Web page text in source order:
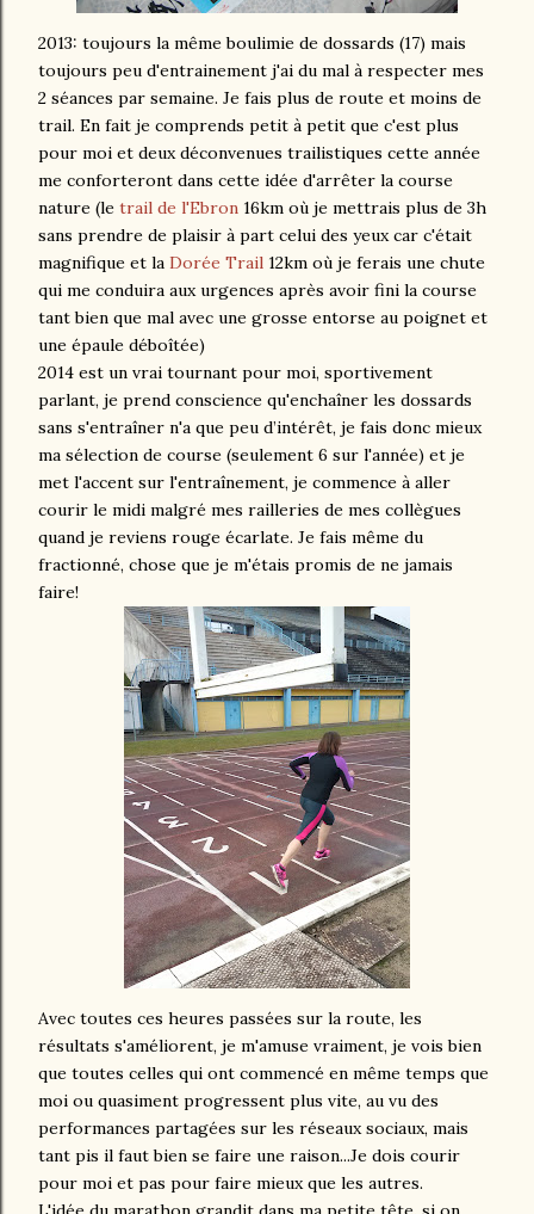
2013: toujours la même boulimie de dossards (17) mais
toujours peu d'entrainement j'ai du mal à respecter mes
2 séances par semaine. Je fais plus de route et moins de
trail. En fait je comprends petit à petit que c'est plus
pour moi et deux déconvenues trailistiques cette année
me conforteront dans cette idée d'arrêter la course
nature (le trail de l'Ebron 16km où je mettrais plus de 3h
sans prendre de plaisir à part celui des yeux car c'était
magnifique et la Dorée Trail 12km où je ferais une chute
qui me conduira aux urgences après avoir fini la course
tant bien que mal avec une grosse entorse au poignet et
une épaule déboîtée)
2014 est un vrai tournant pour moi, sportivement
parlant, je prend conscience qu'enchaîner les dossards
sans s'entraîner n'a que peu d’intérêt, je fais donc mieux
ma sélection de course (seulement 6 sur l'année) et je
met l'accent sur l'entraînement, je commence à aller
courir le midi malgré mes railleries de mes collègues
quand je reviens rouge écarlate. Je fais même du
fractionné, chose que je m'étais promis de ne jamais
faire!
Avec toutes ces heures passées sur la route, les
résultats s'améliorent, je m'amuse vraiment, je vois bien
que toutes celles qui ont commencé en même temps que
moi ou quasiment progressent plus vite, au vu des
performances partagées sur les réseaux sociaux, mais
tant pis il faut bien se faire une raison...Je dois courir
pour moi et pas pour faire mieux que les autres.